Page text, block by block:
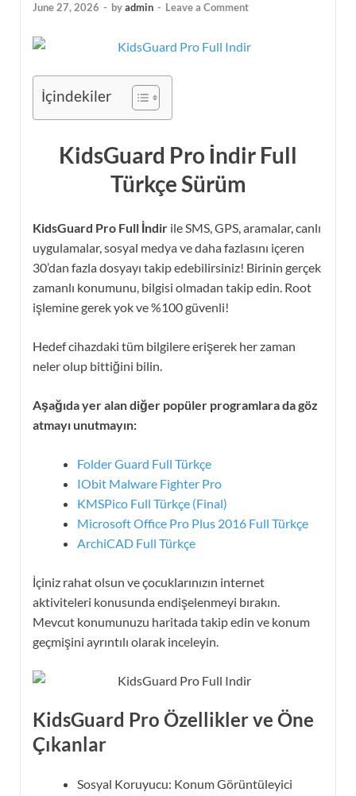
June 27, 2026 - byadmin - Leave a Comment
İçindekiler
KidsGuard Pro İndir Full
Türkçe Sürüm
KidsGuard Pro Full İndir ile SMS, GPS, aramalar, canlı
uygulamalar, sosyal medya ve daha fazlasını içeren
30’dan fazla dosyayı takip edebilirsiniz! Birinin gerçek
zamanlı konumunu, bilgisi olmadan takip edin. Root
işlemine gerek yok ve %100 güvenli!
Hedef cihazdaki tüm bilgilere erişerek her zaman
neler olup bittiğini bilin.
Aşağıda yer alan diğer popüler programlara da göz
atmayı unutmayın:
Folder Guard Full Türkçe
IObit Malware Fighter Pro
KMSPico Full Türkçe (Final)
Microsoft Office Pro Plus 2016 Full Türkçe
ArchiCAD Full Türkçe
İçiniz rahat olsun ve çocuklarınızın internet
aktiviteleri konusunda endişelenmeyi bırakın.
Mevcut konumunuzu haritada takip edin ve konum
geçmişini ayrıntılı olarak inceleyin.
KidsGuard Pro Özellikler ve Öne
Çıkanlar
Sosyal Koruyucu: Konum Görüntüleyici